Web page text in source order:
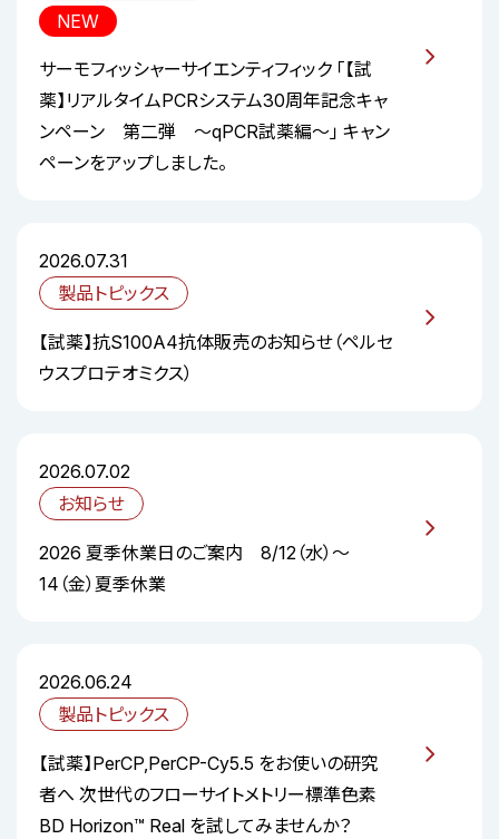
NEW
サーモフィッシャーサイエンティフィック 「【試
薬】リアルタイムPCRシステム30周年記念キャ
ンペーン 第二弾 ～qPCR試薬編～」 キャン
ペーンをアップしました。
2026.07.31
製品トピックス
【試薬】抗S100A4抗体販売のお知らせ（ペルセ
ウスプロテオミクス）
2026.07.02
お知らせ
2026 夏季休業日のご案内 8/12（水）～
14（金）夏季休業
2026.06.24
製品トピックス
【試薬】PerCP,PerCP-Cy5.5 をお使いの研究
者へ 次世代のフローサイトメトリー標準色素
BD Horizon™ Real を試してみませんか？